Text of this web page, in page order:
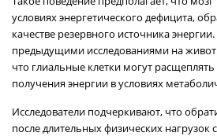
условиях энергетического дефицита,
качестве резервного источника энергии.
предыдущими исследованиями на
что глиальные клетки могут
получения энергии в условиях
Исследователи подчеркивают, что
после длительных физических нагрузок